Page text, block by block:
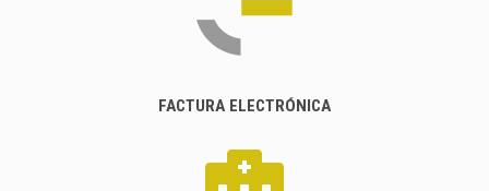
FACTURA ELECTRÓNICA